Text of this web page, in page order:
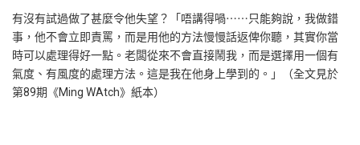
有沒有試過做了甚麼令他失望？「唔講得喎⋯⋯只能夠說，我做錯
事，他不會立即責罵，而是用他的方法慢慢話返俾你聽，其實你當
時可以處理得好一點。老闆從來不會直接鬧我，而是選擇用一個有
氣度、有風度的處理方法。這是我在他身上學到的。」（全文見於
第89期《Ming WAtch》紙本）